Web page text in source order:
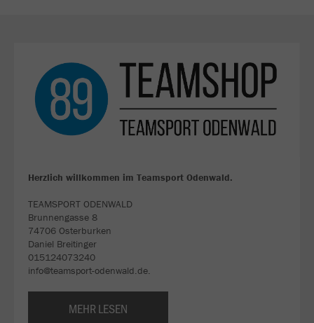
Herzlich willkommen im Teamsport Odenwald.
TEAMSPORT ODENWALD
Brunnengasse 8
74706 Osterburken
Daniel Breitinger
015124073240
info@teamsport-odenwald.de.
MEHR LESEN